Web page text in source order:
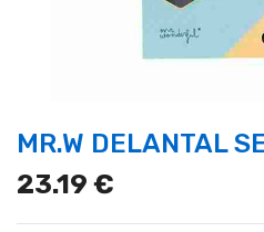
MR.W DELANTAL
23.19 €